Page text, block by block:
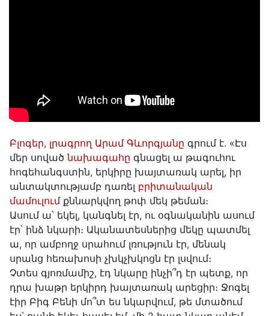
Բլոգեր, լրագրող Արամ Գևորգյանը գրում է. «Էս
մեր սովածնախագահը գնացել ա թագուհու
հոգեհանգստին, երկիրը խայտառակ արել, իր
անտակտությամբ դառել բրիտանական
մամուլումքննարկվող թոփ մեկ թեման։
Ասում ա՝ եկել, կանգնել էր, ու օգնականին ասում
էր՝ ինձ նկարի։ Ականատեսներից մեկը պատմել
ա, որ ամբողջ սրահում լռություն էր, մենակ
սրանց հեռախոսի չխկչխկոցն էր լսվում։
Չտես գյոռմամիշ, էդ նկարը ինչի՞դ էր պետք, որ
դրա խաթր երկիրդ խայտառակ արեցիր։ Ջոգել
էիր Բիգ Բենի մո՞տ ես նկարվում, թե մտածում